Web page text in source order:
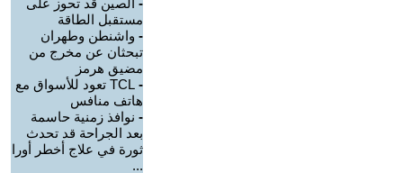
- الصين قد تحوز على
مستقبل الطاقة
- واشنطن وطهران
تبحثان عن مخرج من
مضيق هرمز
-
TCL تعود للأسواق مع
هاتف منافس
- نوافذ زمنية حاسمة
بعد الجراحة قد تحدث
ثورة في علاج أخطر أورا
...